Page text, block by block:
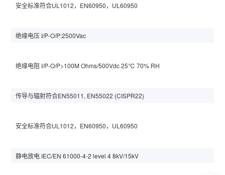
安全标准符合UL1012，EN60950，UL60950
绝缘电压 I/P-O/P:2500Vac
绝缘电阻 I/P-O/P>100M Ohms/500Vdc 25℃ 70% RH
传导与辐射符合EN55011, EN55022 (CISPR22)
安全标准符合UL1012，EN60950，UL60950
静电放电 IEC/EN 61000-4-2 level 4 8kV/15kV